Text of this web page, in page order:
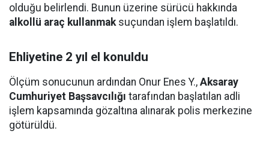
olduğu belirlendi. Bunun üzerine sürücü hakkında
alkollü araç kullanmaksuçundan işlem başlatıldı.
Ehliyetine 2 yıl el konuldu
Ölçüm sonucunun ardından Onur Enes Y., Aksaray
Cumhuriyet Başsavcılığı tarafından başlatılan adli
işlem kapsamında gözaltına alınarak polis merkezine
götürüldü.